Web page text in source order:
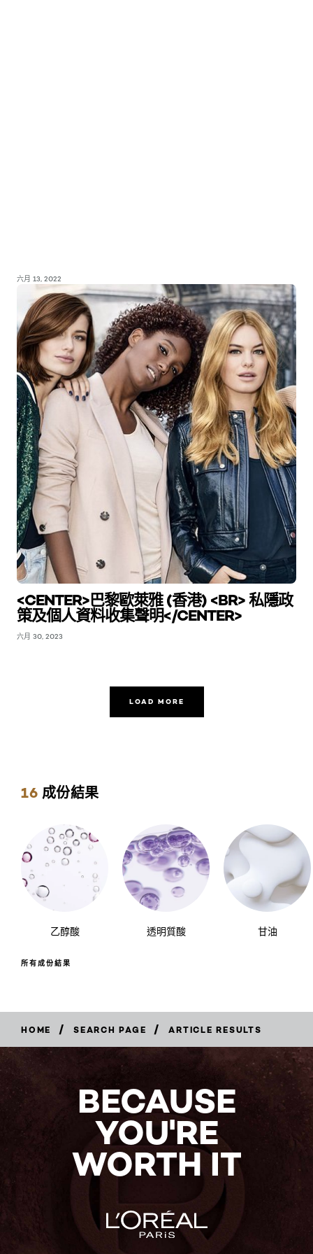
六月 13, 2022
<CENTER>巴黎歐萊雅 (香港) <BR> 私隱政
策及個人資料收集聲明</CENTER>
六月 30, 2023
LOAD MORE
16 成份結果
乙醇酸 透明質酸 甘油
所有成份結果
HOME / SEARCH PAGE / ARTICLE RESULTS
BECAUSE
YOU'RE
WORTH IT